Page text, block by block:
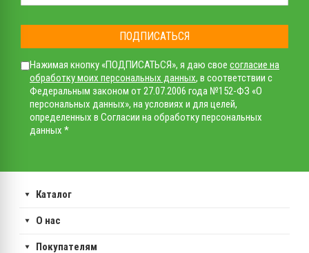
ПОДПИСАТЬСЯ
Нажимая кнопку «ПОДПИСАТЬСЯ», я даю свое согласие на
обработку моих персональных данных, в соответствии с
Федеральным законом от 27.07.2006 года №152-ФЗ «О
персональных данных», на условиях и для целей,
определенных в Согласии на обработку персональных
данных *
Каталог
О нас
Покупателям